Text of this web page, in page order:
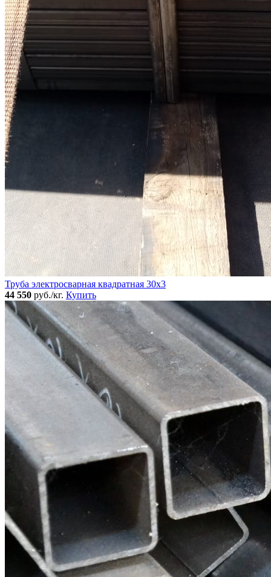
Труба электросварная квадратная 30x3
44 550 руб./кг. Купить